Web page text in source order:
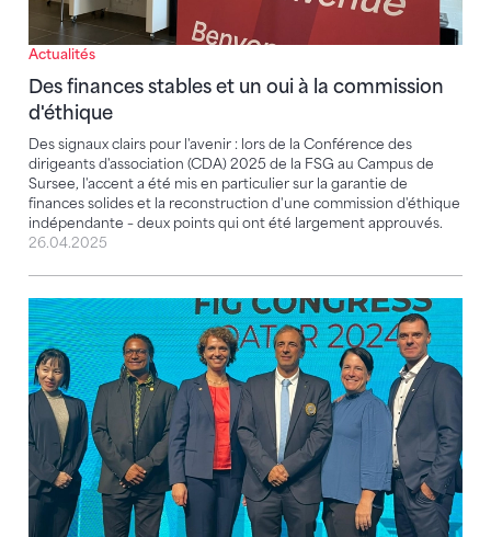
Actualités
Des finances stables et un oui à la commission
d'éthique
Des signaux clairs pour l'avenir : lors de la Conférence des
dirigeants d'association (CDA) 2025 de la FSG au Campus de
Sursee, l'accent a été mis en particulier sur la garantie de
finances solides et la reconstruction d'une commission d'éthique
indépendante – deux points qui ont été largement approuvés.
26.04.2025
Jérôme Hübscher et Kurt Hunziker élus dans les